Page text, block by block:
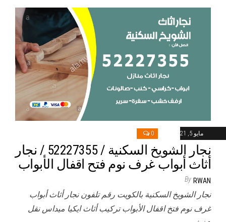
مايو 5, 2021 0
نجار الشويخ السكنية / 52227355 / نجار
أثاث أبواب غرف نوم فتح اقفال الأبواب
By RWAN
نجار الشويخ السكنية بالكويت رقم تلفون نجار أثاث أبواب
غرف نوم فتخ اقفال الأبواب تركيب أثاث ايكيا ميداس نقل